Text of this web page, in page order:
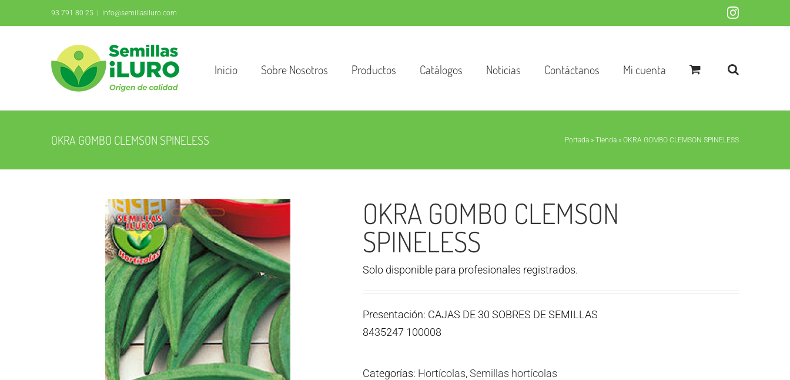
al
93 791 80 25 info@semillasiluro.com Instagram
Inicio Sobre Nosotros Productos Catálogos Noticias Contáctanos Mi cuenta
OKRA GOMBO CLEMSON SPINELESS Portada » Tienda » OKRA GOMBO CLEMSON SPINELESS
OKRA GOMBO CLEMSON
SPINELESS
Solo disponible para profesionales registrados.
Presentación: CAJAS DE 30 SOBRES DE SEMILLAS
8435247 100008
Categorías: Hortícolas,Semillas hortícolas